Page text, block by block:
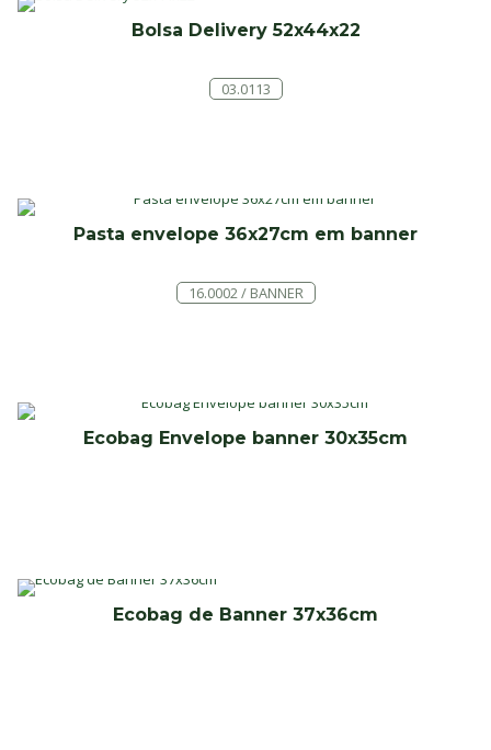
Bolsa Delivery 52x44x22
03.0113
Pasta envelope 36x27cm em banner
16.0002 / BANNER
Ecobag Envelope banner 30x35cm
Ecobag de Banner 37x36cm